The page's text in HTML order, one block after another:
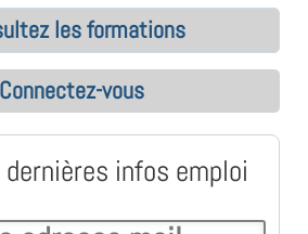
les formations
Connectez-vous
infos emploi